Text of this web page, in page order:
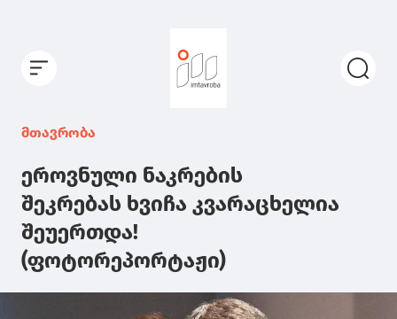
მთავრობა
ეროვნული ნაკრების
შეკრებას ხვიჩა კვარაცხელია
შეუერთდა!
(ფოტორეპორტაჟი)